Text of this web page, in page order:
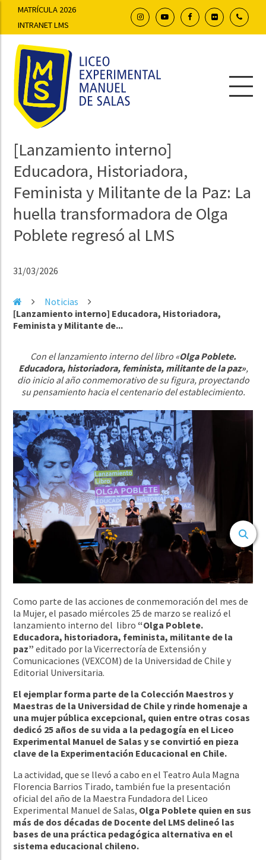
MATRÍCULA 2026
INTRANET LMS
[Lanzamiento interno]
Educadora, Historiadora,
Feminista y Militante de la Paz: La
huella transformadora de Olga
Poblete regresó al LMS
31/03/2026
Noticias
[Lanzamiento interno] Educadora, Historiadora,
Feminista y Militante de...
Con el lanzamiento interno del libro «Olga Poblete.
Educadora, historiadora, feminista, militante de la paz»,
dio inicio al año conmemorativo de su figura, proyectando
su pensamiento hacia el centenario del establecimiento.
Como parte de las acciones de conmemoración del mes de
la Mujer, el pasado miércoles 25 de marzo se realizó el
lanzamiento interno del libro “Olga Poblete.
Educadora, historiadora, feminista, militante de la
paz” editado por la Vicerrectoría de Extensión y
Comunicaciones (VEXCOM) de la Universidad de Chile y
Editorial Universitaria.
El ejemplar forma parte de la Colección Maestros y
Maestras de la Universidad de Chile y rinde homenaje a
una mujer pública excepcional, quien entre otras cosas
dedicó 25 años de su vida a la pedagogía en el Liceo
Experimental Manuel de Salas y se convirtió en pieza
clave de la Experimentación Educacional en Chile.
La actividad, que se llevó a cabo en el Teatro Aula Magna
Florencia Barrios Tirado, también fue la presentación
oficial del año de la Maestra Fundadora del Liceo
Experimental Manuel de Salas, Olga Poblete quien en sus
más de dos décadas de Docente del LMS delineó las
bases de una práctica pedagógica alternativa en el
sistema educacional chileno.